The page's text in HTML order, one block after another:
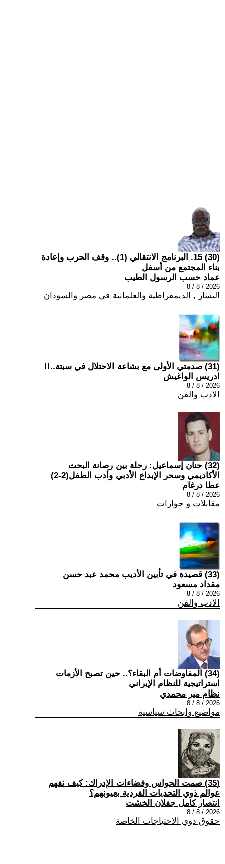
(30) 15. البرنامج الانتقالي (1).. وقف الحرب وإعادة
بناء المجتمع من أسفل
عماد حسب الرسول الطيب
2026 / 8 / 8
اليسار , الديمقراطية والعلمانية في مصر والسودان
(31) صدمتي الأولى مع بشاعة الاحتلال في سبتة..!!
ادريس الواغيش
2026 / 8 / 8
الادب والفن
(32) حنان إسماعيل: رحلة بين رصانة البحث
الأكاديمي وسحر الإبداع الأدبي وأدب الطفل(2-2)
عطا درغام
2026 / 8 / 8
مقابلات و حوارات
(33) قصيدة في تأبين الأديب محمد عبد حسن
مقداد مسعود
2026 / 8 / 8
الادب والفن
(34) المفاوضات أم البقاء؟.. حين تصبح الأزمات
استراتيجية للنظام الإيراني
نظام مير محمدي
2026 / 8 / 8
مواضيع وابحاث سياسية
(35) صمت الحواس وفضاءات الإدراك: كيف نفهم
عوالم ذوي التحديات الفردية بعيونهم؟
انتصار كامل جفلان الخشت
2026 / 8 / 8
حقوق ذوي الاحتياجات الخاصة